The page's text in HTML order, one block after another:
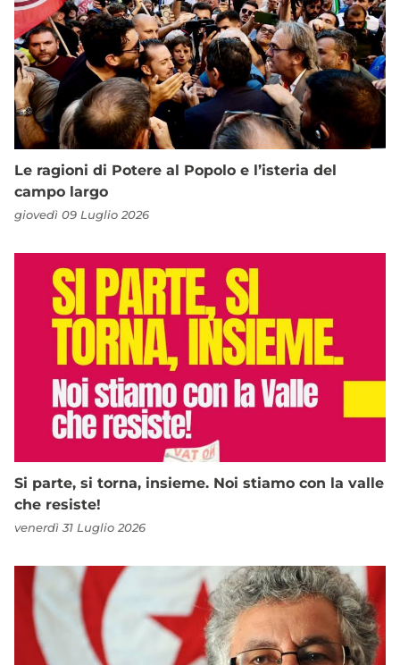
Le ragioni di Potere al Popolo e l’isteria del
campo largo
giovedì 09 Luglio 2026
Si parte, si torna, insieme. Noi stiamo con la valle
che resiste!
venerdì 31 Luglio 2026